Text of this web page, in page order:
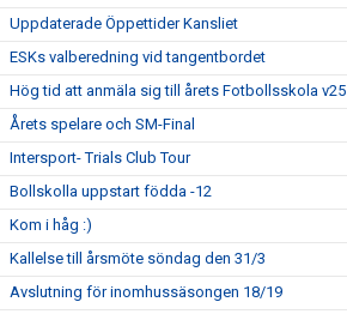
Uppdaterade Öppettider Kansliet
ESKs valberedning vid tangentbordet
Hög tid att anmäla sig till årets Fotbollsskola v25
Årets spelare och SM-Final
Intersport- Trials Club Tour
Bollskolla uppstart födda -12
Kom i håg :)
Kallelse till årsmöte söndag den 31/3
Avslutning för inomhussäsongen 18/19